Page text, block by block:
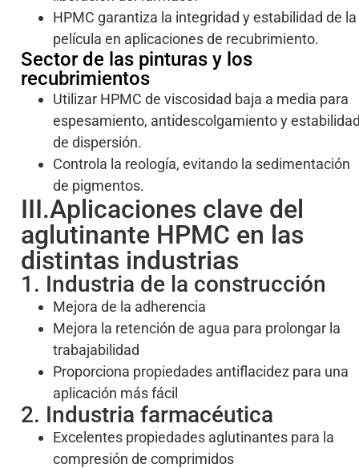
HPMC garantiza la integridad y estabilidad de la
película en aplicaciones de recubrimiento.
Sector de las pinturas y los
recubrimientos
Utilizar HPMC de viscosidad baja a media para
espesamiento, antidescolgamiento y
de dispersión.
Controla la reología, evitando la sedimentación
de pigmentos.
III.Aplicaciones clave del
aglutinante HPMC en las
distintas industrias
1. Industria de la construcción
Mejora de la adherencia
Mejora la retención de agua para prolongar la
trabajabilidad
Proporciona propiedades antiflacidez para una
aplicación más fácil
2. Industria farmacéutica
Excelentes propiedades aglutinantes para la
compresión de comprimidos